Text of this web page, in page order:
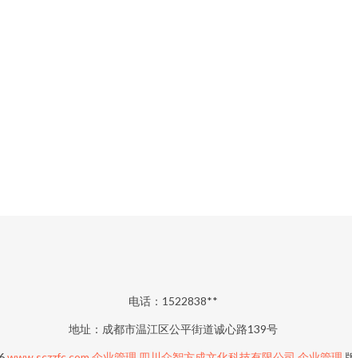
电话：1522838**
地址：成都市温江区公平街道诚心路139号